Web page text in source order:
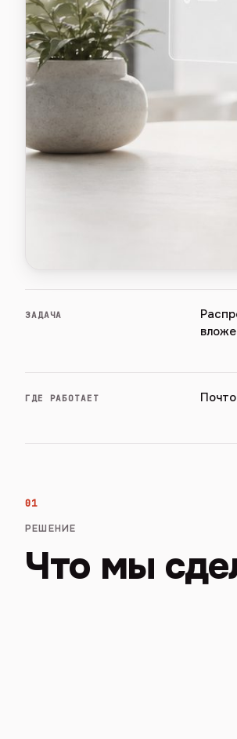
ЗАДАЧА
ГДЕ РАБОТАЕТ
01
РЕШЕНИЕ
Что мы